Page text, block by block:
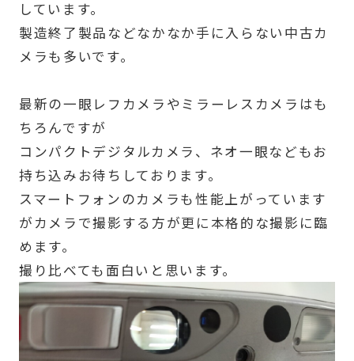
しています。
製造終了製品などなかなか手に入らない中古カ
メラも多いです。
最新の一眼レフカメラやミラーレスカメラはも
ちろんですが
コンパクトデジタルカメラ、ネオ一眼などもお
持ち込みお待ちしております。
スマートフォンのカメラも性能上がっています
がカメラで撮影する方が更に本格的な撮影に臨
めます。
撮り比べても面白いと思います。